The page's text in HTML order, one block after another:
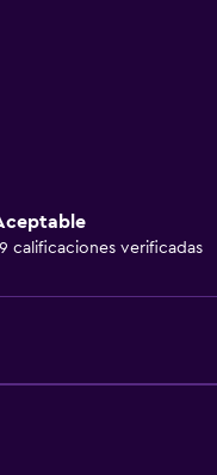
calificaciones verificadas